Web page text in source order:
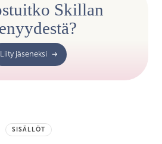
Skillan
Liity jäseneksi
SISÄLLÖT